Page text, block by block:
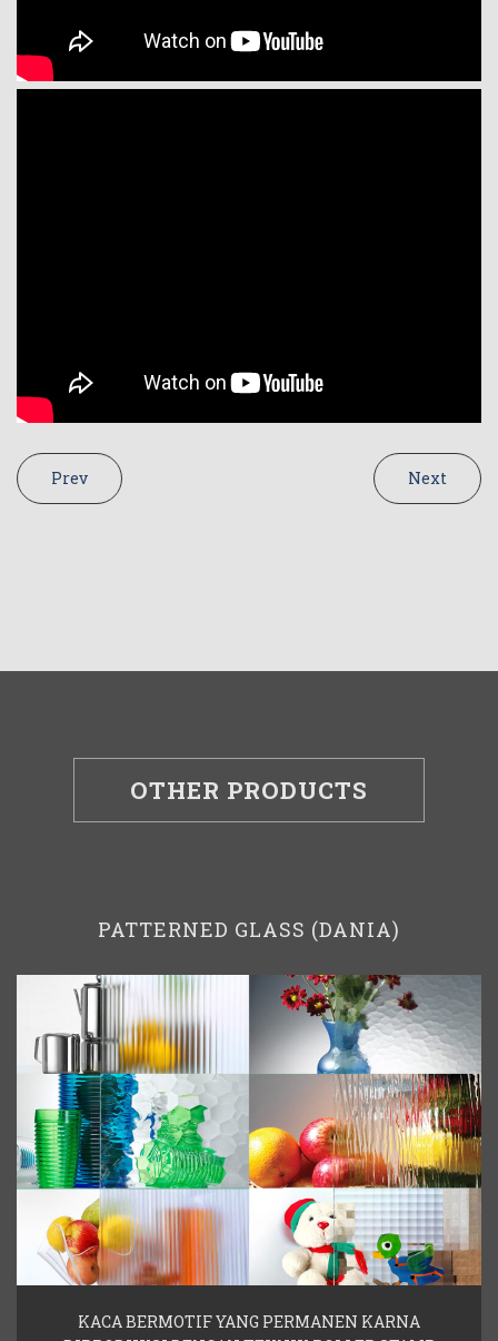
Prev Next
OTHER PRODUCTS
PATTERNED GLASS (DANIA)
KACA BERMOTIF YANG PERMANEN KARNA